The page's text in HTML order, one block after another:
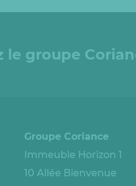
le groupe
Groupe Coriance
Immeuble Horizon 1
10 Allée Bienvenue